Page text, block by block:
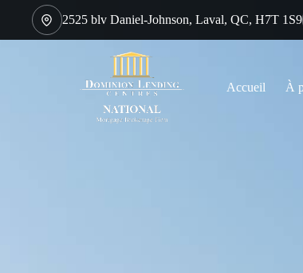
2525 blv Daniel-Johnson, Laval, QC, H7T 1S9
Accueil À